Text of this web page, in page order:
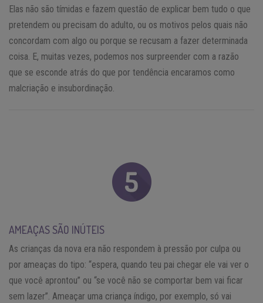
Elas não são tímidas e fazem questão de explicar bem tudo o que
pretendem ou precisam do adulto, ou os motivos pelos quais não
concordam com algo ou porque se recusam a fazer determinada
coisa. E, muitas vezes, podemos nos surpreender com a razão
que se esconde atrás do que por tendência encaramos como
malcriação e insubordinação.
AMEAÇAS SÃO INÚTEIS
As crianças da nova era não respondem à pressão por culpa ou
por ameaças do tipo: “espera, quando teu pai chegar ele vai ver o
que você aprontou” ou “se você não se comportar bem vai ficar
sem lazer”. Ameaçar uma criança índigo, por exemplo, só vai